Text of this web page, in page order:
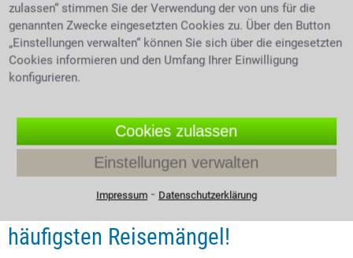
Expertentipp vom 03.08.2026
Reisepreis mindern – die 10
häufigsten Reisemängel!
zulassen“ stimmen Sie der Verwendung der von uns für die
genannten Zwecke eingesetzten Cookies zu. Über den Button
„Einstellungen verwalten“ können Sie sich über die eingesetzten
Cookies informieren und den Umfang Ihrer Einwilligung
konfigurieren.
Cookies zulassen
Einstellungen verwalten
Impressum⁃ Datenschutzerklärung